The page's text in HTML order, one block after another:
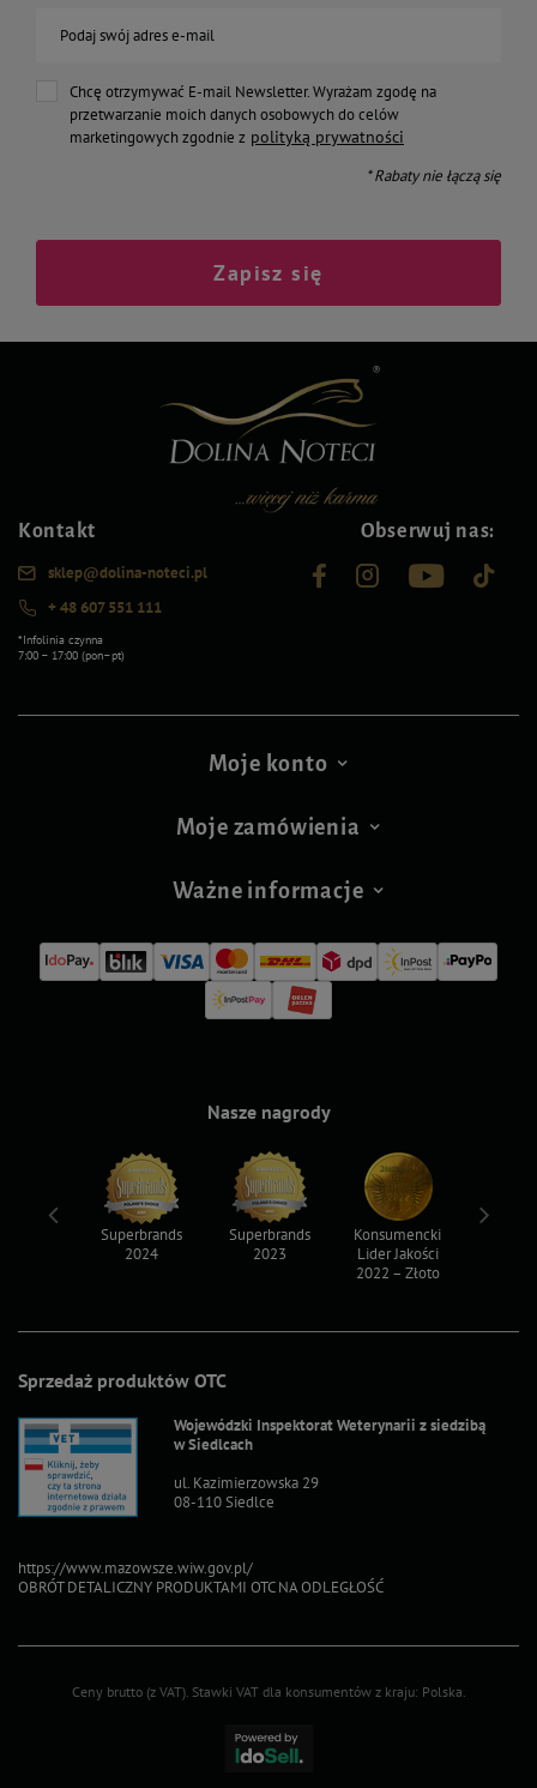
Podaj swój adres e-mail
Chcę otrzymywać E-mail Newsletter. Wyrażam zgodę na
przetwarzanie moich danych osobowych do celów
marketingowych zgodnie z polityką prywatności
* Rabaty nie łączą się
Zapisz się
Kontakt
sklep@dolina-noteci.pl
+ 48 607 551 111
*Infolinia czynna
7:00 – 17:00 (pon–pt)
Obserwuj nas:
Moje konto
Moje zamówienia
Ważne informacje
Sprzedaż produktów OTC
Wojewódzki Inspektorat Weterynarii z siedzibą
w Siedlcach
ul. Kazimierzowska 29
08-110 Siedlce
https://www.mazowsze.wiw.gov.pl/
OBRÓT DETALICZNY PRODUKTAMI OTC NA ODLEGŁOŚĆ
Nasze nagrody
Superbrands
2024
Superbrands
2023
Konsumencki
Lider Jakości
2022 – Złoto
Ceny brutto (z VAT). Stawki VAT dla konsumentów z kraju: Polska